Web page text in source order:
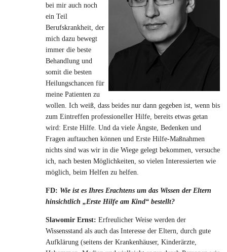
bei mir auch noch
ein Teil
Berufskrankheit, der
mich dazu bewegt
immer die beste
Behandlung und
somit die besten
Heilungschancen für
meine Patienten zu
wollen. Ich weiß, dass beides nur dann gegeben ist, wenn bis
zum Eintreffen professioneller Hilfe, bereits etwas getan
wird: Erste Hilfe. Und da viele Ängste, Bedenken und
Fragen auftauchen können und Erste Hilfe-Maßnahmen
nichts sind was wir in die Wiege gelegt bekommen, versuche
ich, nach besten Möglichkeiten, so vielen Interessierten wie
möglich, beim Helfen zu helfen.
FD: Wie ist es Ihres Erachtens um das Wissen der Eltern
hinsichtlich „Erste Hilfe am Kind“ bestellt?
Slawomir Ernst: Erfreulicher Weise werden der
Wissensstand als auch das Interesse der Eltern, durch gute
Aufklärung (seitens der Krankenhäuser, Kinderärzte,